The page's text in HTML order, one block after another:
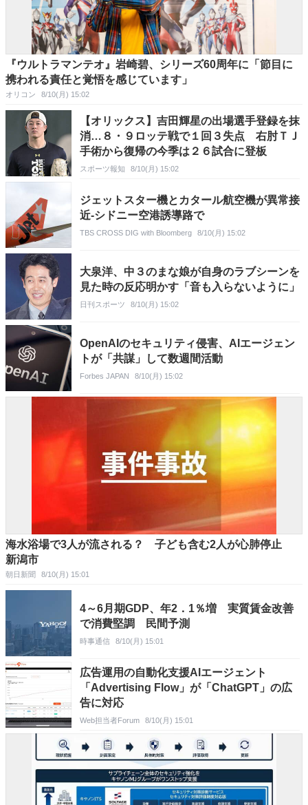
『ウルトラマンテオ』岩崎碧、シリーズ60周年に「節目に
携われる責任と覚悟を感じています」
オリコン 8/10(月) 15:02
【オリックス】吉田輝星の出場選手登録を抹
消…８・９ロッテ戦で１回３失点 右肘ＴＪ
手術から復帰の今季は２６試合に登板
スポーツ報知 8/10(月) 15:02
ジェットスター機とカタール航空機が異常接
近-シドニー空港誘導路で
TBS CROSS DIG with Bloomberg 8/10(月) 15:02
大泉洋、中３のまな娘が自身のラブシーンを
見た時の反応明かす「音も入らないように」
日刊スポーツ 8/10(月) 15:02
OpenAIのセキュリティ侵害、AIエージェン
トが「共謀」して数週間活動
Forbes JAPAN 8/10(月) 15:02
海水浴場で3人が流される？ 子ども含む2人が心肺停止
新潟市
朝日新聞 8/10(月) 15:01
4～6月期GDP、年2．1％増 実質賃金改善
で消費堅調 民間予測
時事通信 8/10(月) 15:01
広告運用の自動化支援AIエージェント
「Advertising Flow」が「ChatGPT」の広
告に対応
Web担当者Forum 8/10(月) 15:01